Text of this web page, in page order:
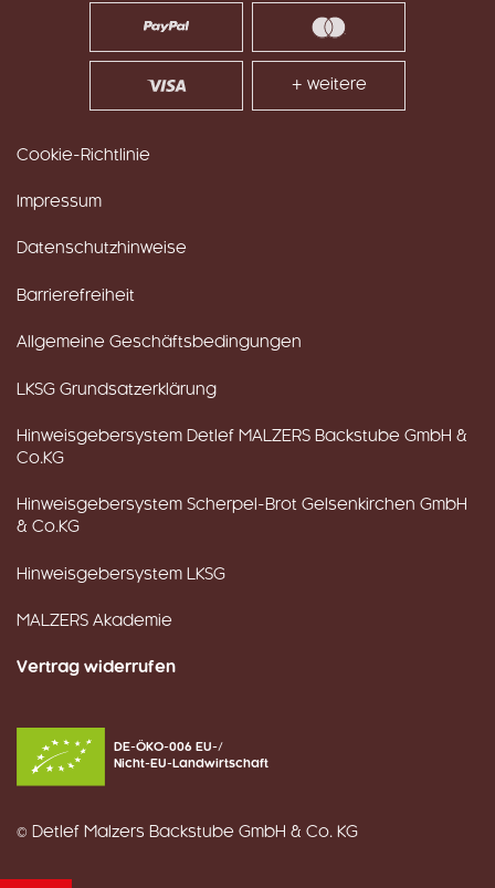
+ weitere
Cookie-Richtlinie
Impressum
Datenschutzhinweise
Barrierefreiheit
Allgemeine Geschäftsbedingungen
LKSG Grundsatzerklärung
Hinweisgebersystem Detlef MALZERS Backstube GmbH &
Co.KG
Hinweisgebersystem Scherpel-Brot Gelsenkirchen GmbH
& Co.KG
Hinweisgebersystem LKSG
MALZERS Akademie
Vertrag widerrufen
DE-ÖKO-006 EU-/
Nicht-EU-Landwirtschaft
© Detlef Malzers Backstube GmbH & Co. KG